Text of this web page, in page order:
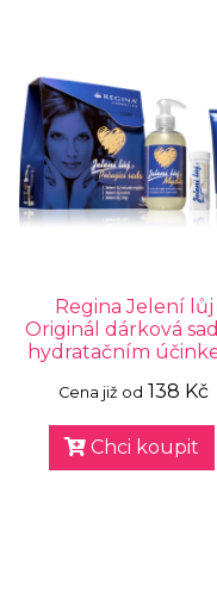
Regina Jelení lůj
Originál dárková
hydratačním
Cena již od 138 Kč
Chci koupit